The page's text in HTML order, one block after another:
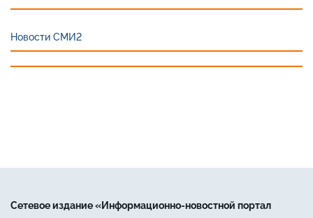
Новости СМИ2
Сетевое издание «Информационно-новостной портал